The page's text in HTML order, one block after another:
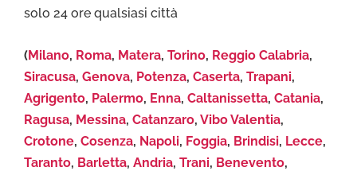
solo 24 ore qualsiasi città
(Milano, Roma, Matera, Torino, Reggio Calabria,
Siracusa, Genova, Potenza, Caserta, Trapani,
Agrigento, Palermo, Enna, Caltanissetta, Catania,
Ragusa, Messina, Catanzaro, Vibo Valentia,
Crotone, Cosenza, Napoli, Foggia, Brindisi, Lecce,
Taranto, Barletta, Andria, Trani, Benevento,